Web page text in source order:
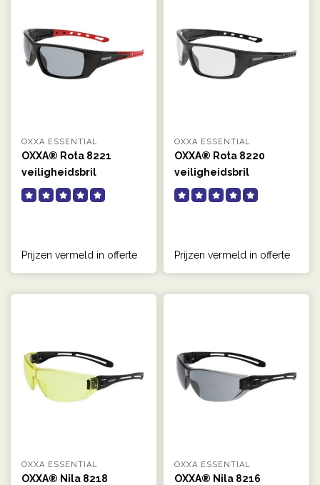
OXXA ESSENTIAL
OXXA® Rota 8221
veiligheidsbril
Prijzen vermeld in offerte
OXXA ESSENTIAL
OXXA® Rota 8220
veiligheidsbril
Prijzen vermeld in offerte
OXXA ESSENTIAL
OXXA® Nila 8218
OXXA ESSENTIAL
OXXA® Nila 8216